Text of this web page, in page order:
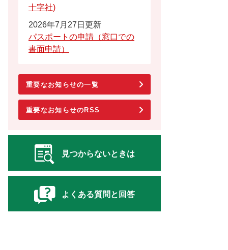
十字社)
2026年7月27日更新
パスポートの申請（窓口での
書面申請）
重要なお知らせの一覧
重要なお知らせのRSS
見つからないときは
よくある質問と回答